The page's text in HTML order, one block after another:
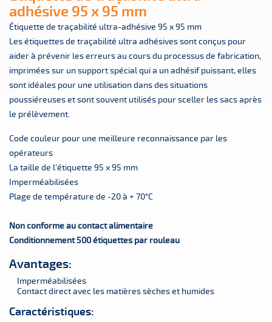
adhésive 95 x 95 mm
Étiquette de traçabilité ultra-adhésive 95 x 95 mm
Les étiquettes de traçabilité ultra adhésives sont conçus pour
aider à prévenir les erreurs au cours du processus de fabrication,
imprimées sur un support spécial qui a un adhésif puissant, elles
sont idéales pour une utilisation dans des situations
poussiéreuses et sont souvent utilisés pour sceller les sacs après
le prélèvement.
Code couleur pour une meilleure reconnaissance par les
opérateurs
La taille de l'étiquette 95 x 95 mm
Imperméabilisées
Plage de température de -20 à + 70°C
Non conforme au contact alimentaire
Conditionnement 500 étiquettes par rouleau
Avantages:
Imperméabilisées
Contact direct avec les matières sèches et humides
Caractéristiques: